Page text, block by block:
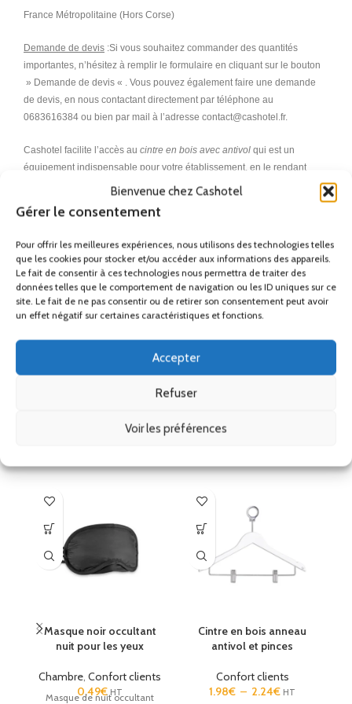
Bienvenue chez Cashotel
Gérer le consentement
Pour offrir les meilleures expériences, nous utilisons des technologies telles
que les cookies pour stocker et/ou accéder aux informations des appareils.
Le fait de consentir à ces technologies nous permettra de traiter des
données telles que le comportement de navigation ou les ID uniques sur ce
site. Le fait de ne pas consentir ou de retirer son consentement peut avoir
un effet négatif sur certaines caractéristiques et fonctions.
Accepter
Refuser
Voir les préférences
France Métropolitaine (Hors Corse)
Demande de devis :Si vous souhaitez commander des quantités
importantes, n’hésitez à remplir le formulaire en cliquant sur le bouton
» Demande de devis « . Vous pouvez également faire une demande
de devis, en nous contactant directement par téléphone au
0683616384 ou bien par mail à l’adresse contact@cashotel.fr.
Cashotel facilite l’accès au cintre en bois avec antivol qui est un
équipement indispensable pour votre établissement, en le rendant
accessible au meilleur prix au plus grand nombre.
Une réponse idéale aux attentes de votre clientèle en matière
Cintre en bois, cintres en bois, cintre en bois pantalon, cintre en bois
pour pantalon, cintre en bois hôtel, cintre en bois avec antivol, lot cintre
en bois pas cher, cintre en bois lot de 200, cintre en bois avec pinces,
cintre en bois lot de 100
Masque noir occultant
nuit pour les yeux
Chambre, Confort clients
0.49€ HT
Masque de nuit occultant
Cintre en bois anneau
antivol et pinces
Confort clients
1.98€ – 2.24€ HT